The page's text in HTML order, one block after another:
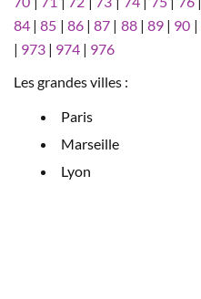
84 |85 | 86|87 | 88| 89| 90 |
| 973 | 974 | 976
Les grandes villes :
Paris
Marseille
Lyon